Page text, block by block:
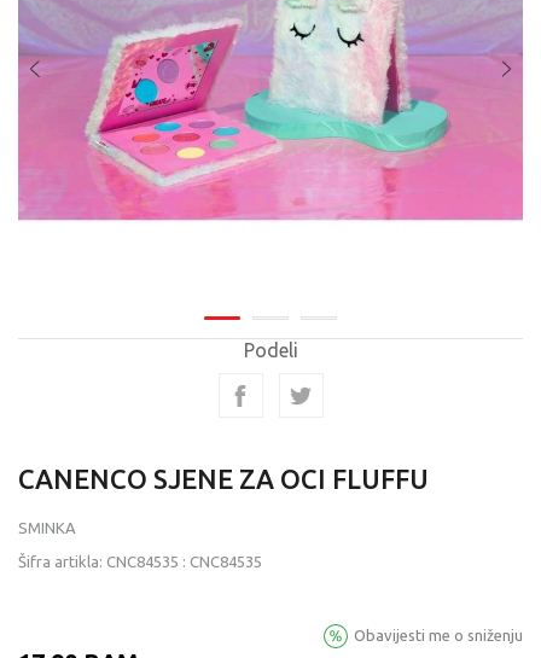
Podeli
CANENCO SJENE ZA OCI FLUFFU
SMINKA
Šifra artikla: CNC84535 : CNC84535
Obavijesti me o sniženju